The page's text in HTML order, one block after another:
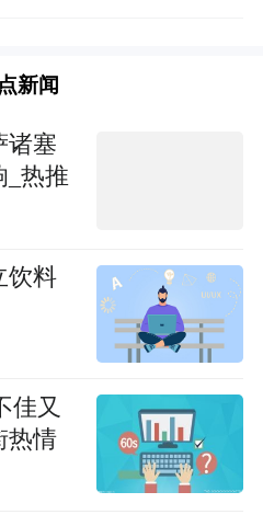
新闻
诸塞
_热推
饮料
佳又
热情